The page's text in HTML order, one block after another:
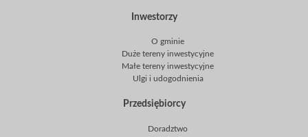
Inwestorzy
O gminie
Duże tereny inwestycyjne
Małe tereny inwestycyjne
Ulgi i udogodnienia
Przedsiębiorcy
Doradztwo